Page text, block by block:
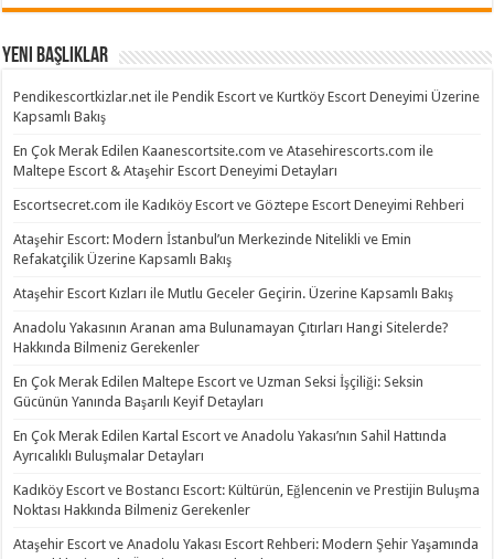
Yeni Başlıklar
Pendikescortkizlar.net ile Pendik Escort ve Kurtköy Escort Deneyimi Üzerine
Kapsamlı Bakış
En Çok Merak Edilen Kaanescortsite.com ve Atasehirescorts.com ile
Maltepe Escort & Ataşehir Escort Deneyimi Detayları
Escortsecret.com ile Kadıköy Escort ve Göztepe Escort Deneyimi Rehberi
Ataşehir Escort: Modern İstanbul’un Merkezinde Nitelikli ve Emin
Refakatçilik Üzerine Kapsamlı Bakış
Ataşehir Escort Kızları ile Mutlu Geceler Geçirin. Üzerine Kapsamlı Bakış
Anadolu Yakasının Aranan ama Bulunamayan Çıtırları Hangi Sitelerde?
Hakkında Bilmeniz Gerekenler
En Çok Merak Edilen Maltepe Escort ve Uzman Seksi İşçiliği: Seksin
Gücünün Yanında Başarılı Keyif Detayları
En Çok Merak Edilen Kartal Escort ve Anadolu Yakası’nın Sahil Hattında
Ayrıcalıklı Buluşmalar Detayları
Kadıköy Escort ve Bostancı Escort: Kültürün, Eğlencenin ve Prestijin Buluşma
Noktası Hakkında Bilmeniz Gerekenler
Ataşehir Escort ve Anadolu Yakası Escort Rehberi: Modern Şehir Yaşamında